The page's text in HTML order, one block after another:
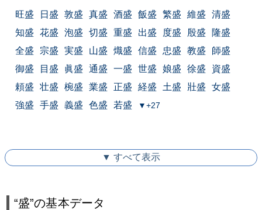
旺盛 日盛 敦盛 真盛 酒盛 飯盛 繁盛 維盛
清盛
知盛
花盛 泡盛 切盛 重盛 出盛 度盛 殷盛
隆盛
全盛
宗盛 実盛 山盛 熾盛 信盛 忠盛 教盛
師盛
御盛
目盛 眞盛 通盛 一盛 世盛 娘盛 徐盛
資盛
頼盛
壮盛 椀盛 業盛 正盛 経盛 土盛 壯盛
女盛
強盛
手盛 義盛 色盛 若盛 ▼+27
▼ すべて表示
“盛”の基本データ